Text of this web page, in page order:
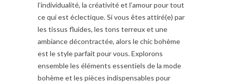
l’individualité, la créativité et l’amour pour tout
ce qui est éclectique. Si vous êtes attiré(e) par
les tissus fluides, les tons terreux et une
ambiance décontractée, alors le chic bohème
est le style parfait pour vous. Explorons
ensemble les éléments essentiels de la mode
bohème et les pièces indispensables pour